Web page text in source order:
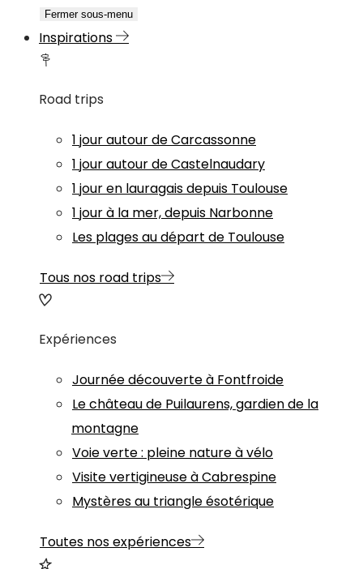
Fermer sous-menu
Inspirations
Road trips
1 jour autour de Carcassonne
1 jour autour de Castelnaudary
1 jour en lauragais depuis Toulouse
1 jour à la mer, depuis Narbonne
Les plages au départ de Toulouse
Tous nos road trips
Expériences
Journée découverte à Fontfroide
Le château de Puilaurens, gardien de la
montagne
Voie verte : pleine nature à vélo
Visite vertigineuse à Cabrespine
Mystères au triangle ésotérique
Toutes nos expériences